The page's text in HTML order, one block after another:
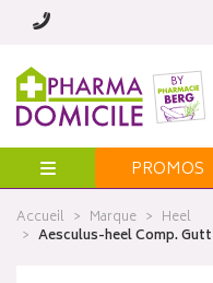
Menu PROMOS
Accueil Marque
Heel
Aesculus-heel Comp.